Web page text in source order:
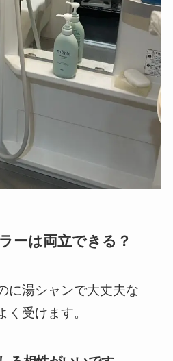
ーは両立できる？
に湯シャンで大丈夫な
く受けます。